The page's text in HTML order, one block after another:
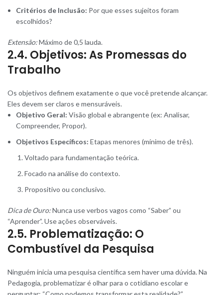
Critérios de Inclusão: Por que esses sujeitos foram
escolhidos?
Extensão:Máximo de 0,5 lauda.
2.4. Objetivos: As Promessas do
Trabalho
Os objetivos definem exatamente o que você pretende alcançar.
Eles devem ser claros e mensuráveis.
Objetivo Geral: Visão global e abrangente (ex: Analisar,
Compreender, Propor).
Objetivos Específicos: Etapas menores (mínimo de três).
Voltado para fundamentação teórica.
Focado na análise do contexto.
Propositivo ou conclusivo.
Dica de Ouro:Nunca use verbos vagos como “Saber” ou
“Aprender”. Use ações observáveis.
2.5. Problematização: O
Combustível da Pesquisa
Ninguém inicia uma pesquisa científica sem haver uma dúvida. Na
Pedagogia, problematizar é olhar para o cotidiano escolar e